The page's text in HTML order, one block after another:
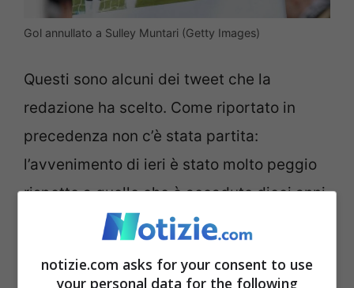
Gol annullato a Sulley Muntari (Getty Images)
Questi sono alcuni dei tweet che la
redazione ha scelto. Come riportato in
precedenza non c’è stata partita:
l’avvenimento di ieri è stato molto peggio
rispetto a quello che è accaduto dieci anni
notizie.com asks for your consent to use
your personal data for the following